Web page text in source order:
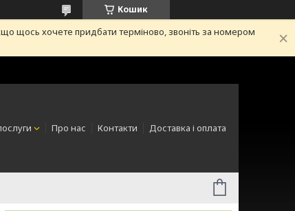
Кошик
щось хочете придбати терміново, звоніть за номером
Про нас Контакти Доставка і оплата